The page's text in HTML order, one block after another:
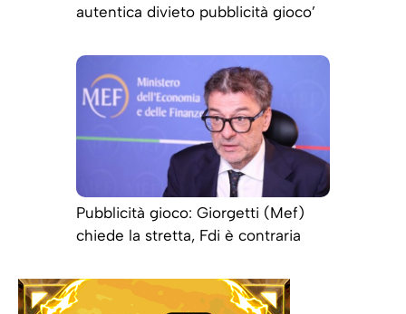
autentica divieto pubblicità gioco’
Pubblicità gioco: Giorgetti (Mef)
chiede la stretta, Fdi è contraria